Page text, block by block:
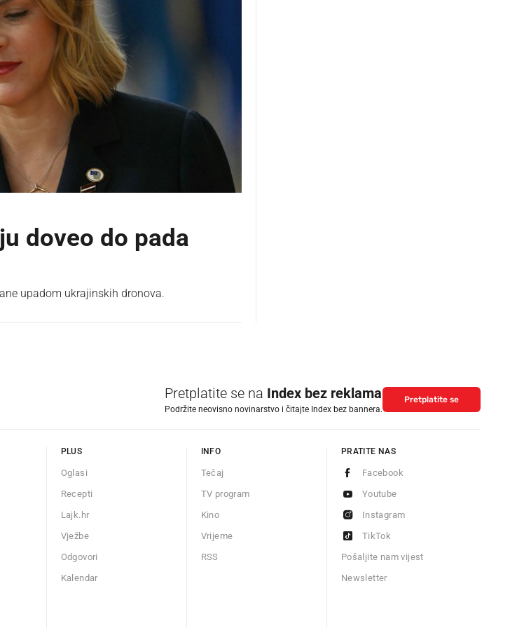
doveo do pada
upadom ukrajinskih dronova.
Pretplatite se na Index bez reklama
Podržite neovisno novinarstvo i čitajte Index bez bannera.
Pretplatite se
PLUS
Oglasi
Recepti
Lajk.hr
Vježbe
Odgovori
Kalendar
INFO
Tečaj
TV program
Kino
Vrijeme
RSS
PRATITE NAS
Facebook
Youtube
Instagram
TikTok
Pošaljite nam vijest
Newsletter